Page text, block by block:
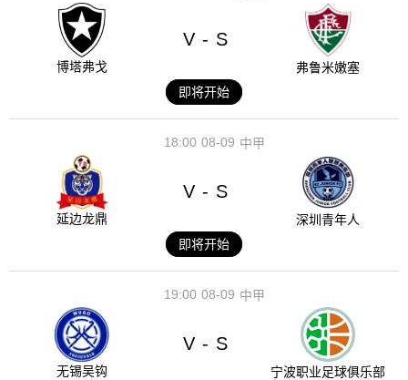
博塔弗戈
V - S
弗鲁米嫩塞
即将开始
08-09
18:00 中甲
延边龙鼎
V - S
深圳青年人
即将开始
08-09
19:00 中甲
无锡吴钩
V - S
宁波职业足球俱乐部